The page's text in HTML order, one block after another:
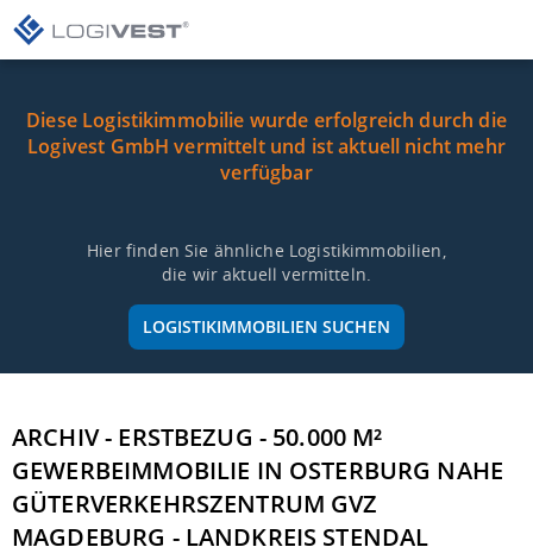
Diese Logistikimmobilie wurde erfolgreich durch die
Logivest GmbH vermittelt und ist aktuell nicht mehr
verfügbar
Hier finden Sie ähnliche Logistikimmobilien,
die wir aktuell vermitteln.
LOGISTIKIMMOBILIEN SUCHEN
ARCHIV - ERSTBEZUG - 50.000 M²
GEWERBEIMMOBILIE IN OSTERBURG NAHE
GÜTERVERKEHRSZENTRUM GVZ
MAGDEBURG - LANDKREIS STENDAL